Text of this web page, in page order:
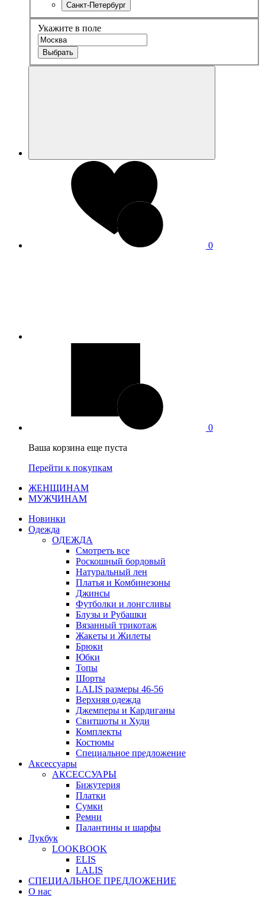
Санкт-Петербург
Укажите в поле
Выбрать
0
0
Ваша корзина еще пуста
Перейти к покупкам
ЖЕНЩИНАМ
МУЖЧИНАМ
Новинки
Одежда
ОДЕЖДА
Смотреть все
Роскошный бордовый
Натуральный лен
Платья и Комбинезоны
Джинсы
Футболки и лонгсливы
Блузы и Рубашки
Вязанный трикотаж
Жакеты и Жилеты
Брюки
Юбки
Топы
Шорты
LALIS размеры 46-56
Верхняя одежда
Джемперы и Кардиганы
Свитшоты и Худи
Комплекты
Костюмы
Специальное предложение
Аксессуары
АКСЕССУАРЫ
Бижутерия
Платки
Сумки
Ремни
Палантины и шарфы
Лукбук
LOOKBOOK
ELIS
LALIS
СПЕЦИАЛЬНОЕ ПРЕДЛОЖЕНИЕ
О нас